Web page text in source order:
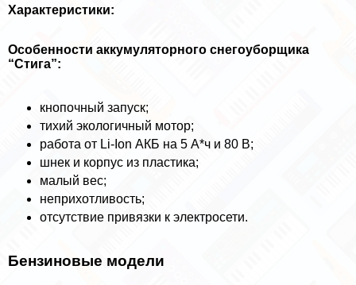
Хаpaктеристики:
Особенности аккумуляторного снегоуборщика
“Стига”:
кнопочный запуск;
тихий экологичный мотор;
работа от Li-Ion АКБ на 5 А*ч и 80 В;
шнек и корпус из пластика;
малый вес;
неприхотливость;
отсутствие привязки к электросети.
Бензиновые модели